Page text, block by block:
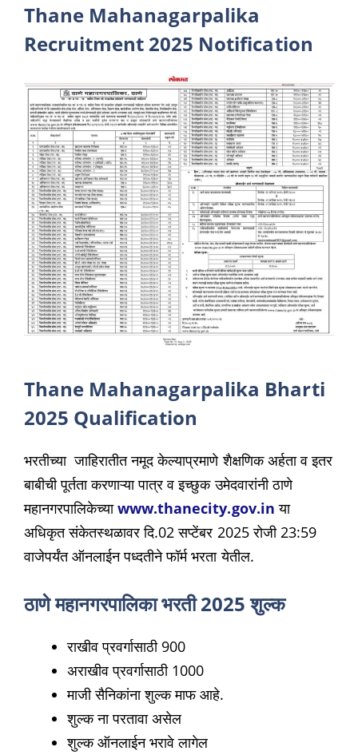
Thane Mahanagarpalika
Recruitment 2025 Notification
Thane Mahanagarpalika Bharti
2025 Qualification
भरतीच्या जाहिरातीत नमूद केल्याप्रमाणे शैक्षणिक अर्हता व इतर
बाबीची पूर्तता करणाऱ्या पात्र व इच्छुक उमेदवारांनी ठाणे
महानगरपालिकेच्याwww.thanecity.gov.in या
अधिकृत संकेतस्थळावर दि.02 सप्टेंबर 2025 रोजी 23:59
वाजेपर्यंत ऑनलाईन पध्दतीने फॉर्म भरता येतील.
ठाणे महानगरपालिका भरती 2025 शुल्क
राखीव प्रवर्गासाठी 900
अराखीव प्रवर्गासाठी 1000
माजी सैनिकांना शुल्क माफ आहे.
शुल्क ना परतावा असेल
शुल्क ऑनलाईन भरावे लागेल